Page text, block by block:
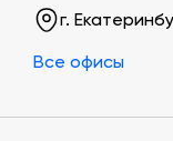
г.
Все офисы